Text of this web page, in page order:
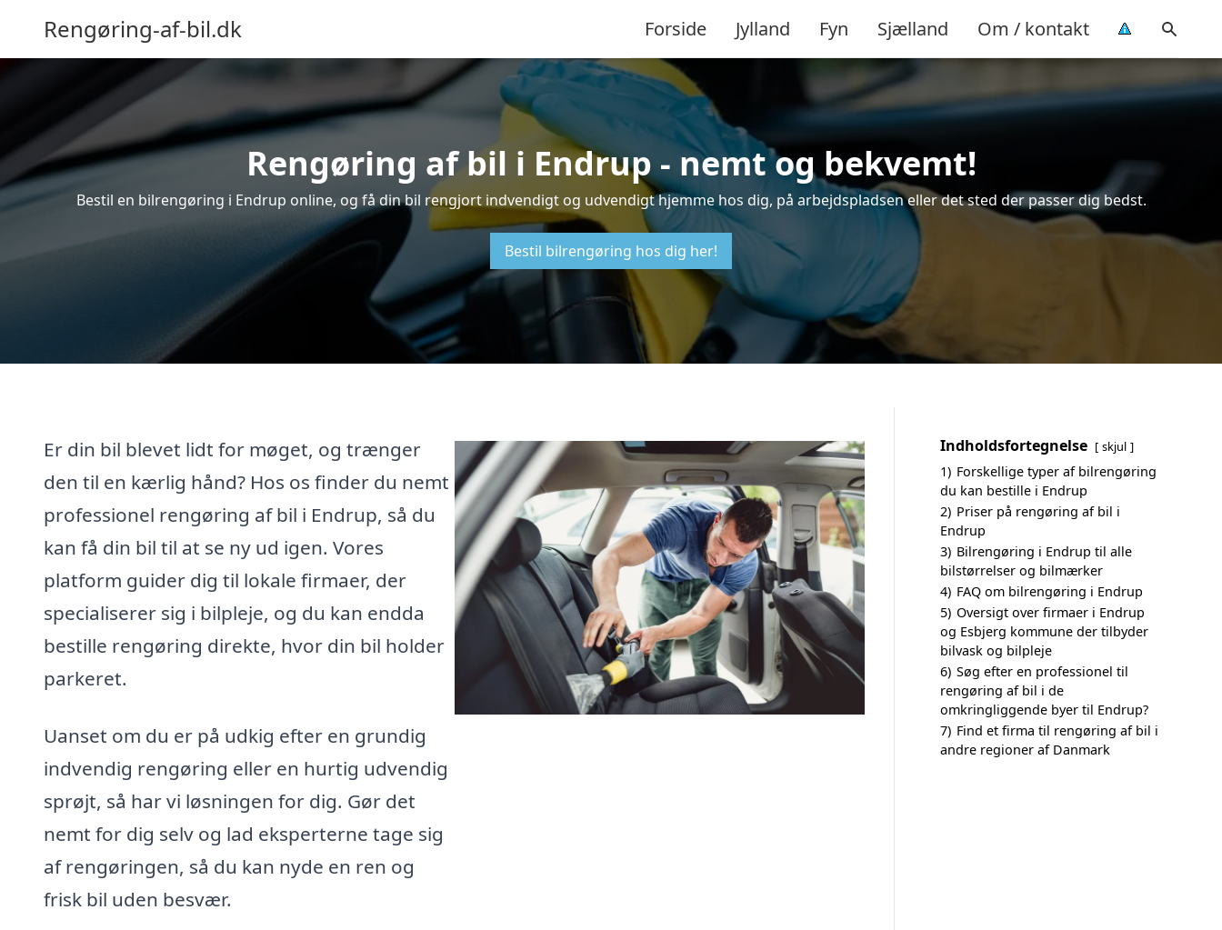
Rengøring-af-bil.dk Forside Jylland Fyn Sjælland Om / kontakt
Rengøring af bil i Endrup - nemt og bekvemt!
Bestil en bilrengøring i Endrup online, og få din bil rengjort indvendigt og udvendigt hjemme hos dig, på arbejdspladsen eller det sted der passer dig bedst.
Bestil bilrengøring hos dig her!
Er din bil blevet lidt for møget, og trænger
den til en kærlig hånd? Hos os finder du nemt
professionel rengøring af bil i Endrup, så du
kan få din bil til at se ny ud igen. Vores
platform guider dig til lokale firmaer, der
specialiserer sig i bilpleje, og du kan endda
bestille rengøring direkte, hvor din bil holder
parkeret.
Uanset om du er på udkig efter en grundig
indvendig rengøring eller en hurtig udvendig
sprøjt, så har vi løsningen for dig. Gør det
nemt for dig selv og lad eksperterne tage sig
af rengøringen, så du kan nyde en ren og
frisk bil uden besvær.
Indholdsfortegnelse skjul
1) Forskellige typer af bilrengøring
du kan bestille i Endrup
2) Priser på rengøring af bil i
Endrup
3) Bilrengøring i Endrup til alle
bilstørrelser og bilmærker
4) FAQ om bilrengøring i Endrup
5) Oversigt over firmaer i Endrup
og Esbjerg kommune der tilbyder
bilvask og bilpleje
6) Søg efter en professionel til
rengøring af bil i de
omkringliggende byer til Endrup?
7) Find et firma til rengøring af bil i
andre regioner af Danmark